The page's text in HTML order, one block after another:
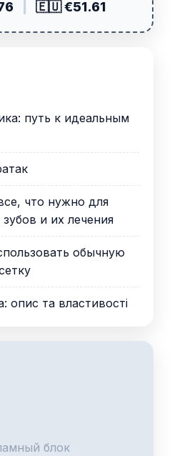
🇪🇺 €51.61
путь к идеальным
что нужно для
и их лечения
обычную
опис та властивості
блок